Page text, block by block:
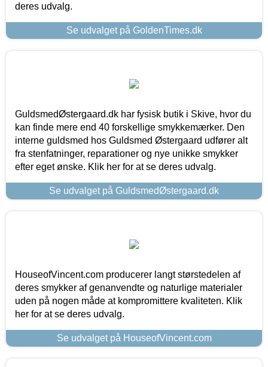
deres udvalg.
Se udvalget på GoldenTimes.dk
GuldsmedØstergaard.dk har fysisk butik i Skive, hvor du
kan finde mere end 40 forskellige smykkemærker. Den
interne guldsmed hos Guldsmed Østergaard udfører alt
fra stenfatninger, reparationer og nye unikke smykker
efter eget ønske. Klik her for at se deres udvalg.
Se udvalget på GuldsmedØstergaard.dk
HouseofVincent.com producerer langt størstedelen af
deres smykker af genanvendte og naturlige materialer
uden på nogen måde at kompromittere kvaliteten. Klik
her for at se deres udvalg.
Se udvalget på HouseofVincent.com